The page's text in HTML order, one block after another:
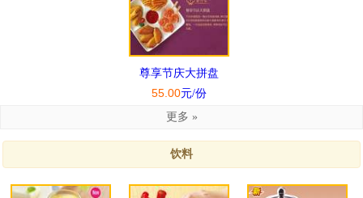
尊享节庆大拼盘
55.00元/份
更多 »
饮料